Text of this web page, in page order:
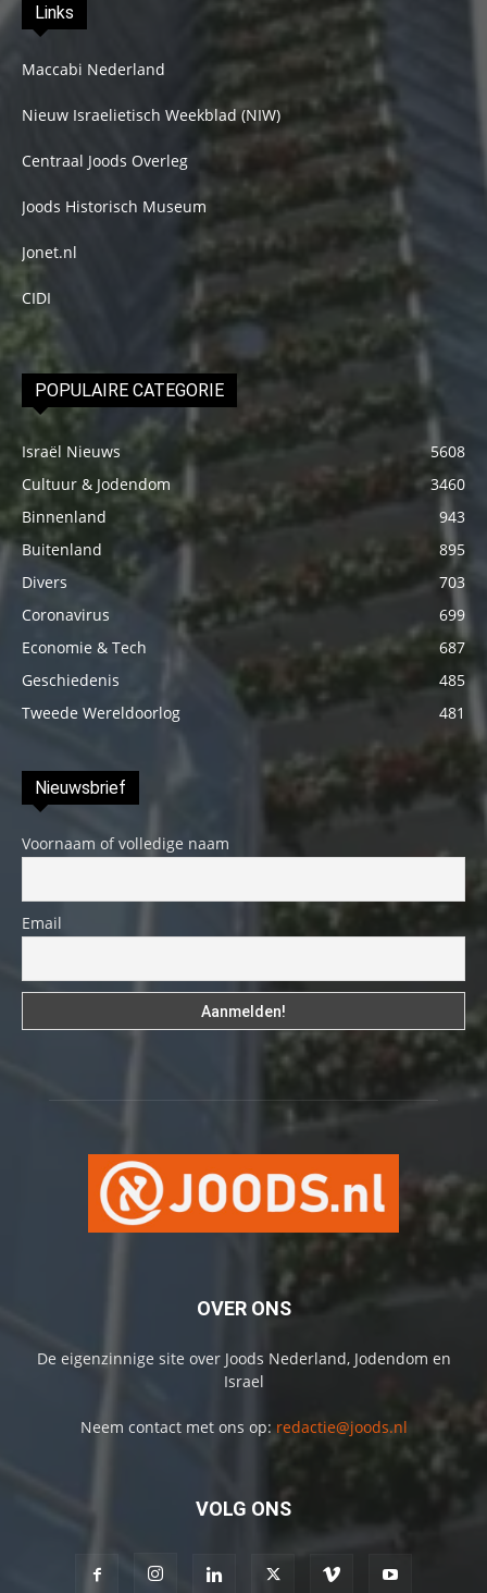
Links
Maccabi Nederland
Nieuw Israelietisch Weekblad (NIW)
Centraal Joods Overleg
Joods Historisch Museum
Jonet.nl
CIDI
POPULAIRE CATEGORIE
Israël Nieuws
5608
Cultuur & Jodendom
3460
Binnenland
943
Buitenland
895
Divers
703
Coronavirus
699
Economie & Tech
687
Geschiedenis
485
Tweede Wereldoorlog
481
Nieuwsbrief
Voornaam of volledige naam
Email
OVER ONS
De eigenzinnige site over Joods Nederland, Jodendom en
Israel
Neem contact met ons op: redactie@joods.nl
VOLG ONS